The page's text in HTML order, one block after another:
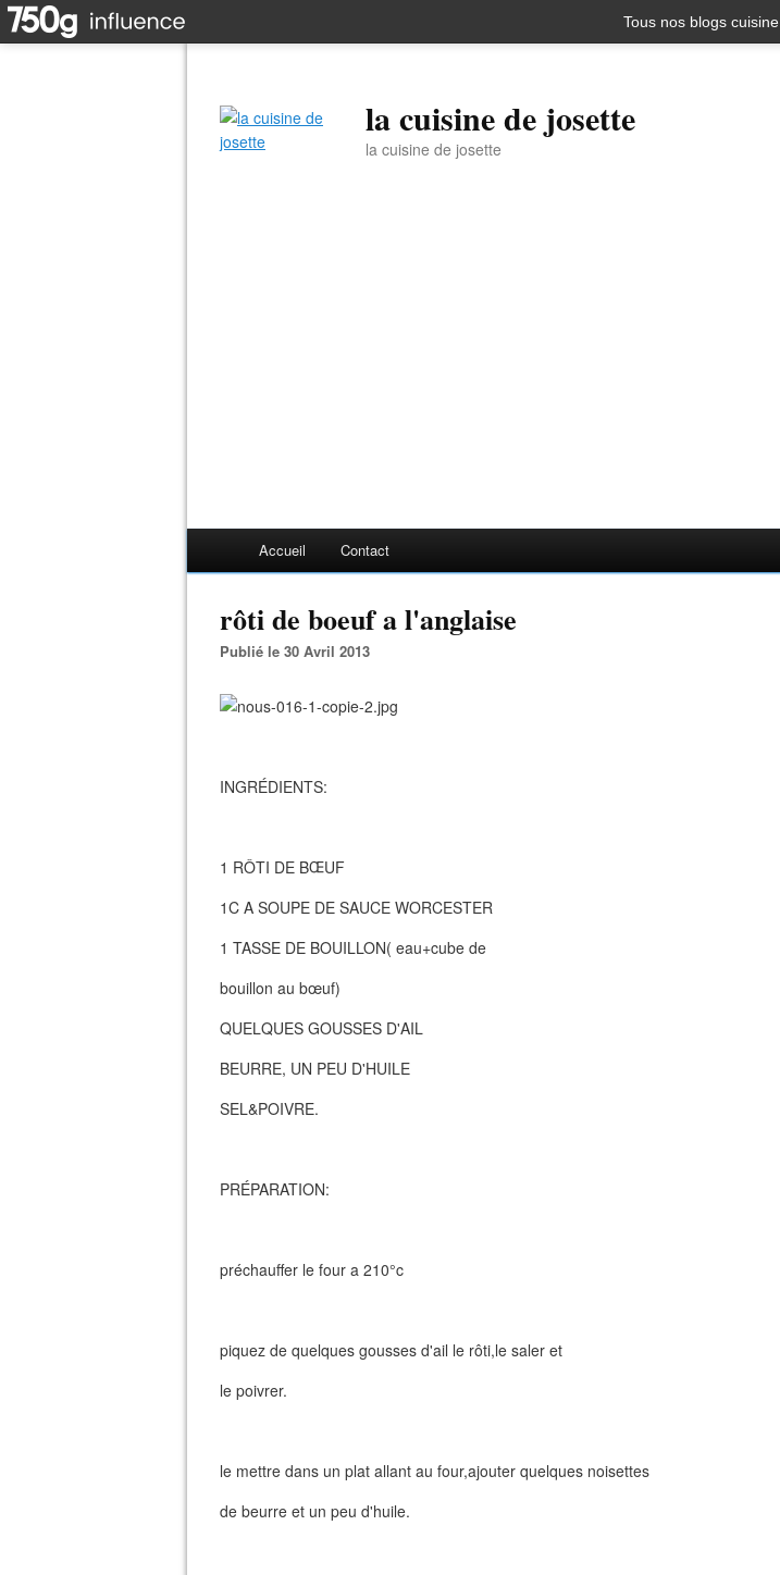
Tous nos blogs cuisine
la cuisine de josette
la cuisine de josette
Accueil Contact
rôti de boeuf a l'anglaise
Publié le 30 Avril 2013
INGRÉDIENTS:
1 RÔTI DE BŒUF
1C A SOUPE DE SAUCE WORCESTER
1 TASSE DE BOUILLON( eau+cube de
bouillon au bœuf)
QUELQUES GOUSSES D'AIL
BEURRE, UN PEU D'HUILE
SEL&POIVRE.
PRÉPARATION:
préchauffer le four a 210°c
piquez de quelques gousses d'ail le rôti,le saler et
le poivrer.
le mettre dans un plat allant au four,ajouter quelques noisettes
de beurre et un peu d'huile.